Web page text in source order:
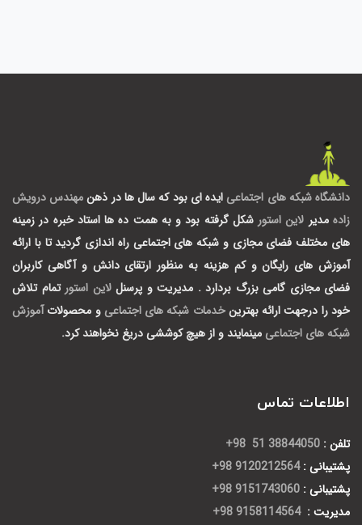
دانشگاه شبکه های اجتماعی ایده ای بود که سال ها در ذهنمهندس درویش
زاده مدیر لاین استور شکل گرفته بود و به همت ده ها استاد خبره در زمینه
های مختلف فضای مجازی و شبکه های اجتماعی راه اندازی گردید تا با ارائه
آموزش های رایگان و کم هزینه به منظور ارتقای دانش و آگاهی کاربران
فضای مجازی گامی بزرگ بردارد . مدیریت و پرسنللاین استور تمام تلاش
خود را درجهت ارائه بهترینخدمات شبکه های اجتماعی و محصولات آموزش
شبکه های اجتماعی مینمایند و از هیچ کوششی دریغ نخواهند کرد.
اطلاعات تماس
تلفن : 38844050 51 98+
پشتیبانی : 9120212564 98+
پشتیبانی : 9151743060 98+
مدیریت : 9158114564 98+